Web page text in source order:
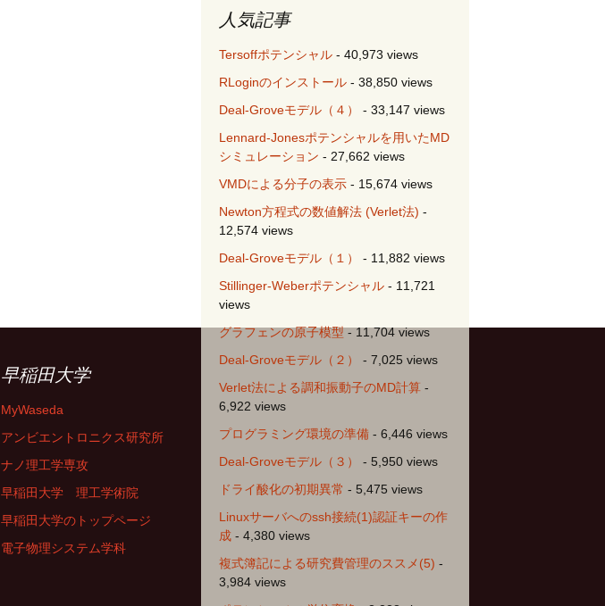
人気記事
Tersoffポテンシャル - 40,973 views
RLoginのインストール - 38,850 views
Deal-Groveモデル（４）
- 33,147 views
Lennard-Jonesポテンシャルを用いたMD
シミュレーション - 27,662 views
VMDによる分子の表示 - 15,674 views
Newton方程式の数値解法 (Verlet法) -
12,574 views
Deal-Groveモデル（１）
- 11,882 views
Stillinger-Weberポテンシャル - 11,721
views
グラフェンの原子模型- 11,704 views
Deal-Groveモデル（２）
- 7,025 views
Verlet法による調和振動子のMD計算 -
6,922 views
プログラミング環境の準備 - 6,446 views
Deal-Groveモデル（３）
- 5,950 views
ドライ酸化の初期異常 - 5,475 views
Linuxサーバへのssh接続(1)認証キーの作
成 - 4,380 views
複式簿記による研究費管理のススメ(5) -
3,984 views
早稲田大学
MyWaseda
アンビエントロニクス研究所
ナノ理工学専攻
早稲田大学 理工学術院
早稲田大学のトップページ
電子物理システム学科